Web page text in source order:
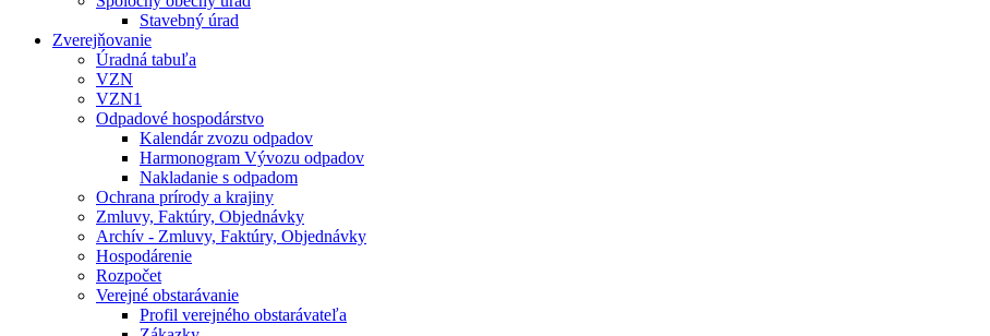
Stavebný úrad
Zverejňovanie
Úradná tabuľa
VZN
VZN1
Odpadové hospodárstvo
Kalendár zvozu odpadov
Harmonogram Vývozu odpadov
Nakladanie s odpadom
Ochrana prírody a krajiny
Zmluvy, Faktúry, Objednávky
Archív - Zmluvy, Faktúry, Objednávky
Hospodárenie
Rozpočet
Verejné obstarávanie
Profil verejného obstarávateľa